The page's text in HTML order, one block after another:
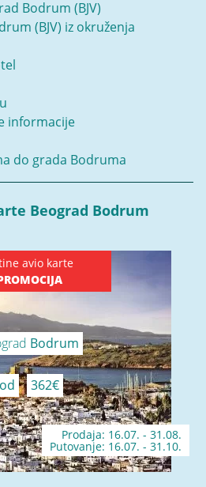
Bodrum (BJV)
(BJV) iz okruženja
informacije
do grada Bodruma
Beograd Bodrum
avio karte
Bodrum
od 362€
Prodaja: 16.07. - 31.08.
Putovanje: 16.07. - 31.10.